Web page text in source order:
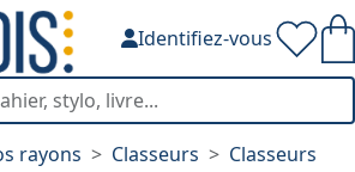
Identifiez-vous
rayons Classeurs
Classeurs